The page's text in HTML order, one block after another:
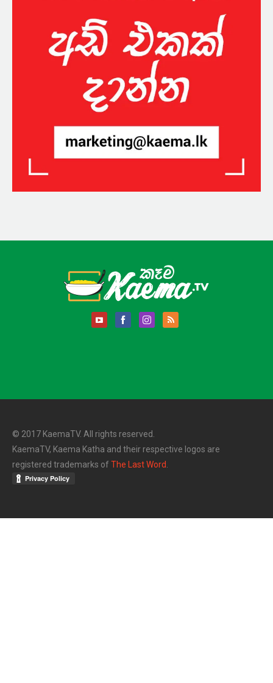
© 2017 KaemaTV. All rights reserved.
KaemaTV, Kaema Katha and their respective logos are
registered trademarks of The Last Word